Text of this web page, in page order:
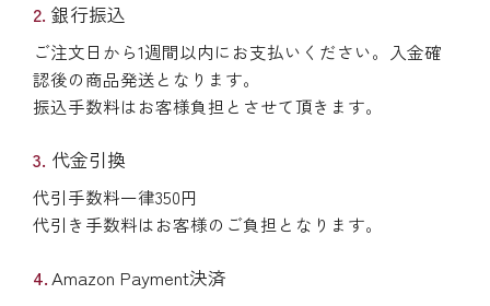
銀行振込
ご注文日から1週間以内にお支払いください。入金確
認後の商品発送となります。
振込手数料はお客様負担とさせて頂きます。
代金引換
代引手数料一律350円
代引き手数料はお客様のご負担となります。
Amazon Payment決済